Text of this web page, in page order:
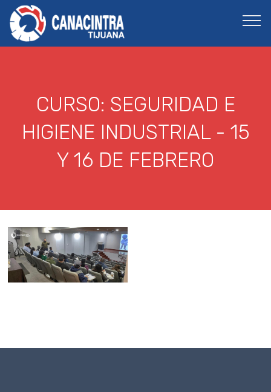
CURSO: SEGURIDAD E
HIGIENE INDUSTRIAL - 15
Y 16 DE FEBRERO